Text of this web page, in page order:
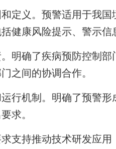
义。预警适用于我国
健康风险提示、警示
确了疾病预防控制部
之间的协调合作。
机制。明确了预警形
求。
持推动技术研发应用